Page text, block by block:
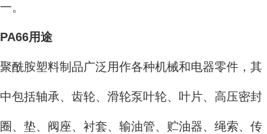
一。
PA66用途
聚酰胺塑料制品广泛用作各种机械和电器零件，其
中包括轴承、齿轮、滑轮泵叶轮、叶片、高压密封
圈、垫、阀座、衬套、输油管、贮油器、绳索、传